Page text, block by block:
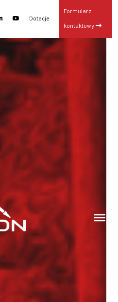
Dotacje
Formularz
kontaktowy×
14 lipca 2026
i 10-lecie TERGON
(K/M)
Sprzętu TERGON
/ Serwisant maszyn